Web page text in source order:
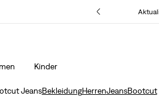
Kinder
JeansBekleidungHerrenJeansBootcut